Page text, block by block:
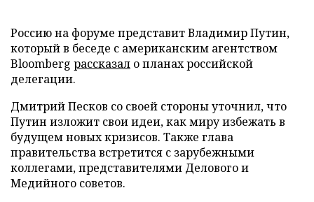
Россию на форуме представит Владимир Путин,
который в беседе с американским агентством
Bloomberg рассказал о планах российской
делегации.
Дмитрий Песков со своей стороны уточнил, что
Путин изложит свои идеи, как миру избежать в
будущем новых кризисов. Также глава
правительства встретится с зарубежными
коллегами, представителями Делового и
Медийного советов.